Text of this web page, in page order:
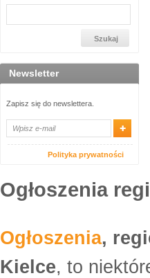
Newsletter
Zapisz się do newslettera.
Polityka prywatności
Ogłoszenia
Ogłoszenia,
Kielce, to